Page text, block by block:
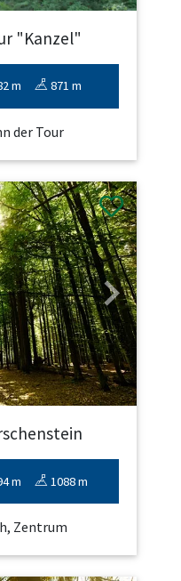
"Kanzel"
m 871 m
der Tour
Next
m 1088 m
Zentrum